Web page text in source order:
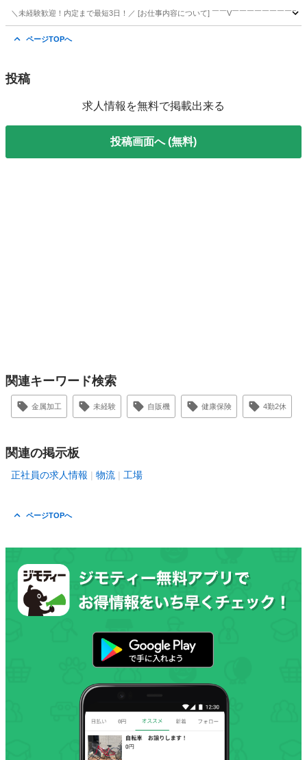
＼未経験歓迎！内定まで最短3日！／ [お仕事内容について] ￣￣V￣￣￣￣￣￣￣￣
ページTOPへ
投稿
求人情報を無料で掲載出来る
投稿画面へ (無料)
関連キーワード検索
金属加工 未経験 自販機 健康保険 4勤2休
関連の掲示板
正社員の求人情報 物流 工場
ページTOPへ